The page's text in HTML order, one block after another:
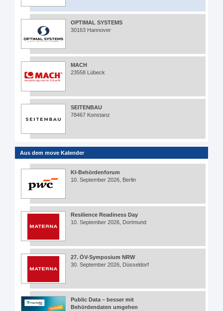
OPTIMAL SYSTEMS
30163 Hannover
MACH
23558 Lübeck
SEITENBAU
78467 Konstanz
Aus dem move Kalender
KI-Behördenforum
10. September 2026, Berlin
Resilience Readiness Day
10. September 2026, Dortmund
27. ÖV-Symposium NRW
30. September 2026, Düsseldorf
Public Data – besser mit
Behördendaten umgehen